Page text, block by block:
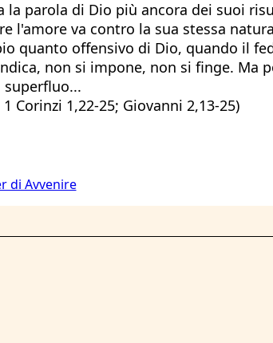
la parola di Dio più ancora dei suoi
l'amore va contro la sua stessa
quanto offensivo di Dio, quando il
non si impone, non si finge. Ma
Corinzi 1,22-25; Giovanni 2,13-25)
di Avvenire